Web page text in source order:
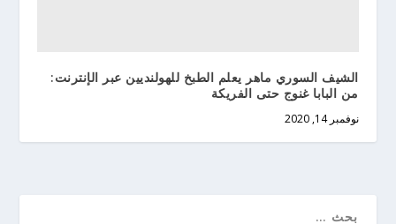
الشيف السوري ماهر يعلم الطبخ للهولنديين عبر الإنترنت:
من البابا غنوج حتى الفريكة
نوفمبر 14, 2020